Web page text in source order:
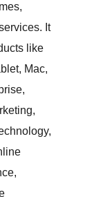
It
like
Mac,